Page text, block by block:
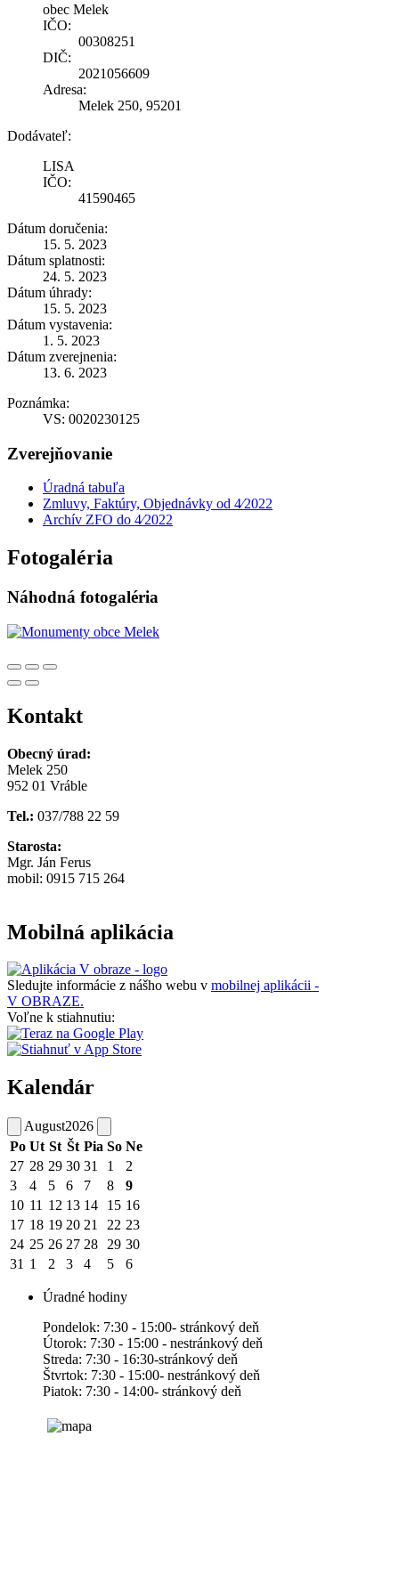
obec Melek
IČO:
00308251
DIČ:
2021056609
Adresa:
Melek 250, 95201
Dodávateľ:
LISA
IČO:
41590465
Dátum doručenia:
15. 5. 2023
Dátum splatnosti:
24. 5. 2023
Dátum úhrady:
15. 5. 2023
Dátum vystavenia:
1. 5. 2023
Dátum zverejnenia:
13. 6. 2023
Poznámka:
VS: 0020230125
Zverejňovanie
Úradná tabuľa
Zmluvy, Faktúry, Objednávky od 4⁄2022
Archív ZFO do 4⁄2022
Fotogaléria
Náhodná fotogaléria
Kontakt
Obecný úrad:
Melek 250
952 01 Vráble
Tel.: 037/788 22 59
Starosta:
Mgr. Ján Ferus
mobil: 0915 715 264
Mobilná aplikácia
Sledujte informácie z nášho webu v mobilnej aplikácii -
V OBRAZE.
Voľne k stiahnutiu:
Kalendár
August2026
Po Ut St Št Pia So Ne
27 28 29 30 31 1
2
3
4 5 6 7 8
9
10 11 12 13 14 15 16
17 18 19 20 21 22 23
24 25 26 27 28 29 30
31 1 2 3 4 5 6
Úradné hodiny
Pondelok: 7:30 - 15:00- stránkový deň
Útorok: 7:30 - 15:00 - nestránkový deň
Streda: 7:30 - 16:30-stránkový deň
Štvrtok: 7:30 - 15:00- nestránkový deň
Piatok: 7:30 - 14:00- stránkový deň